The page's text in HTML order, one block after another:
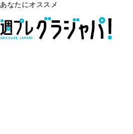
あなたにオススメ